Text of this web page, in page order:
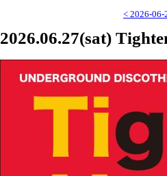
< 2026-06-
2026.06.27(sat)